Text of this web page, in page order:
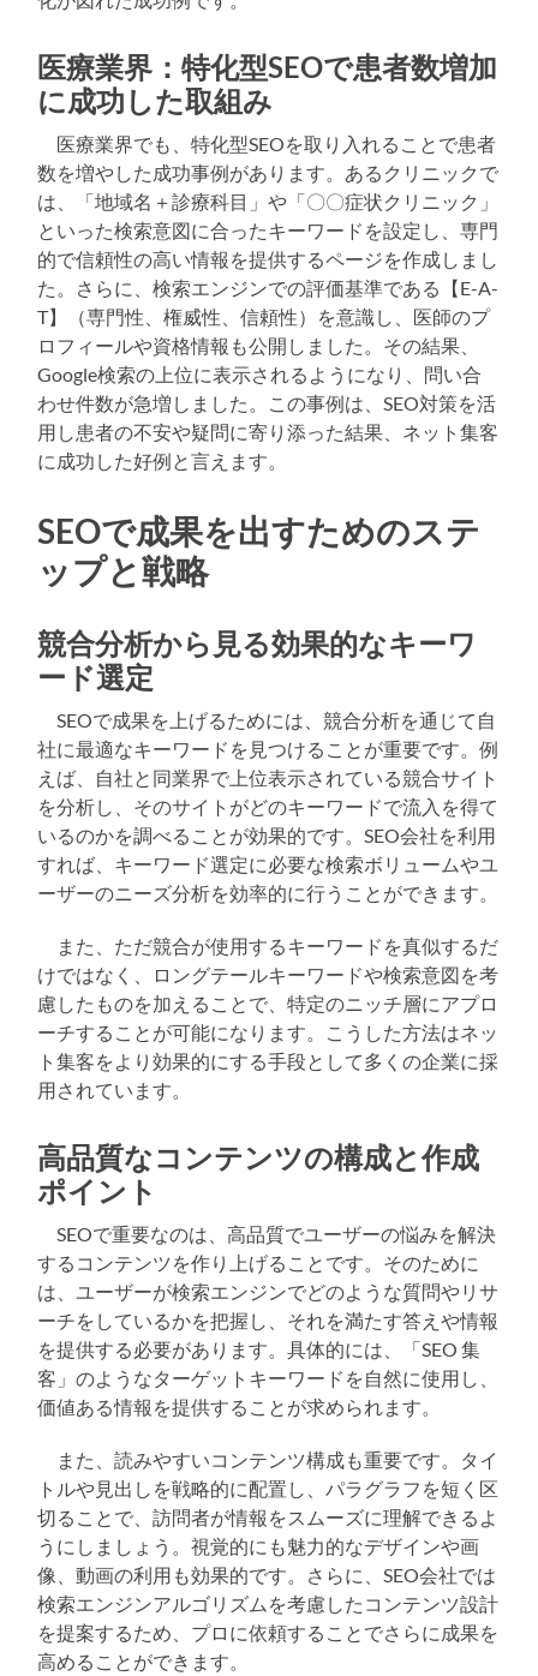
医療業界：特化型SEOで患者数増加
に成功した取組み
医療業界でも、特化型SEOを取り入れることで患者
数を増やした成功事例があります。あるクリニックで
は、「地域名＋診療科目」や「〇〇症状クリニック」
といった検索意図に合ったキーワードを設定し、専門
的で信頼性の高い情報を提供するページを作成しまし
た。さらに、検索エンジンでの評価基準である【E-A-
T】（専門性、権威性、信頼性）を意識し、医師のプ
ロフィールや資格情報も公開しました。その結果、
Google検索の上位に表示されるようになり、問い合
わせ件数が急増しました。この事例は、SEO対策を活
用し患者の不安や疑問に寄り添った結果、ネット集客
に成功した好例と言えます。
SEOで成果を出すためのステ
ップと戦略
競合分析から見る効果的なキーワ
ード選定
SEOで成果を上げるためには、競合分析を通じて自
社に最適なキーワードを見つけることが重要です。例
えば、自社と同業界で上位表示されている競合サイト
を分析し、そのサイトがどのキーワードで流入を得て
いるのかを調べることが効果的です。SEO会社を利用
すれば、キーワード選定に必要な検索ボリュームやユ
ーザーのニーズ分析を効率的に行うことができます。
また、ただ競合が使用するキーワードを真似するだ
けではなく、ロングテールキーワードや検索意図を考
慮したものを加えることで、特定のニッチ層にアプロ
ーチすることが可能になります。こうした方法はネッ
ト集客をより効果的にする手段として多くの企業に採
用されています。
高品質なコンテンツの構成と作成
ポイント
SEOで重要なのは、高品質でユーザーの悩みを解決
するコンテンツを作り上げることです。そのために
は、ユーザーが検索エンジンでどのような質問やリサ
ーチをしているかを把握し、それを満たす答えや情報
を提供する必要があります。具体的には、「SEO 集
客」のようなターゲットキーワードを自然に使用し、
価値ある情報を提供することが求められます。
また、読みやすいコンテンツ構成も重要です。タイ
トルや見出しを戦略的に配置し、パラグラフを短く区
切ることで、訪問者が情報をスムーズに理解できるよ
うにしましょう。視覚的にも魅力的なデザインや画
像、動画の利用も効果的です。さらに、SEO会社では
検索エンジンアルゴリズムを考慮したコンテンツ設計
を提案するため、プロに依頼することでさらに成果を
高めることができます。